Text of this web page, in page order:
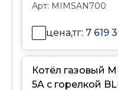
Арт: MIMSAN700
цена,тг: 7 619
Котёл газовый
5A с горелкой